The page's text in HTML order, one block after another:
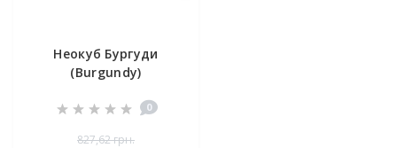
Неокуб Бургуди
(Burgundy)
0
827,62 грн.